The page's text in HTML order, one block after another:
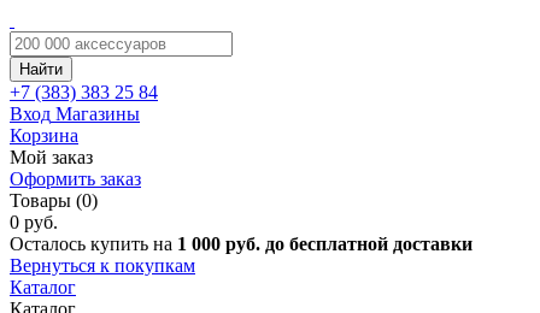
Найти
+7 (383) 383 25 84
Вход Магазины
Корзина
Мой заказ
Оформить заказ
Товары (0)
0 руб.
Осталось купить на 1 000 руб. до бесплатной доставки
Вернуться к покупкам
Каталог
Каталог